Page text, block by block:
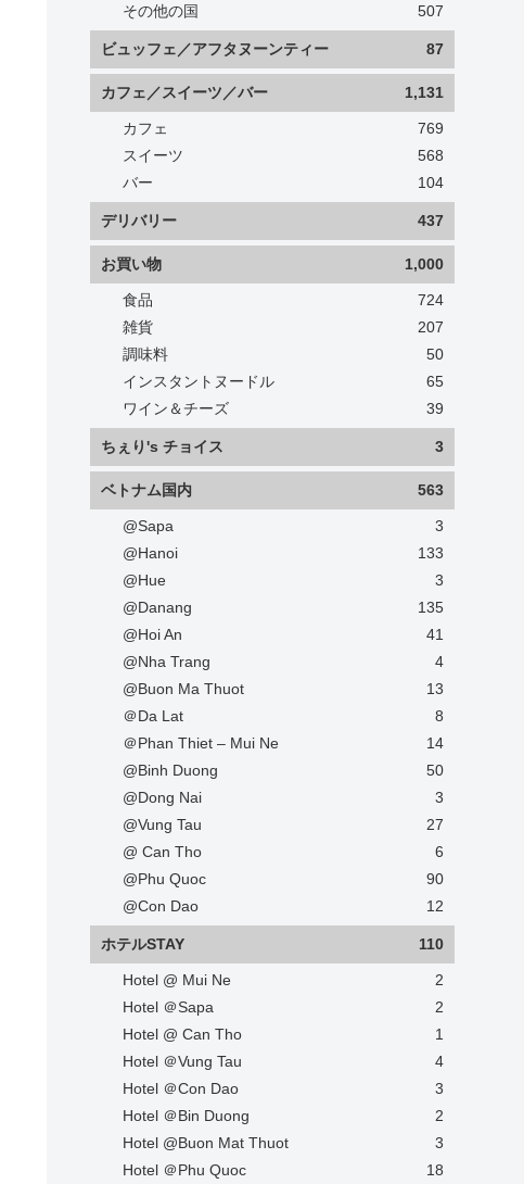
その他の国
507
ビュッフェ／アフタヌーンティー 87
カフェ／スイーツ／バー 1,131
カフェ
769
スイーツ
568
バー
104
デリバリー 437
お買い物 1,000
食品
724
雑貨
207
調味料
50
インスタントヌードル
65
ワイン＆チーズ
39
ちぇり's チョイス 3
ベトナム国内 563
@Sapa
3
@Hanoi
133
@Hue
3
@Danang
135
@Hoi An
41
@Nha Trang
4
@Buon Ma Thuot
13
＠Da Lat
8
＠Phan Thiet – Mui Ne
14
@Binh Duong
50
@Dong Nai
3
@Vung Tau
27
@ Can Tho
6
@Phu Quoc
90
@Con Dao
12
ホテルSTAY 110
Hotel @ Mui Ne
2
Hotel ＠Sapa
2
Hotel @ Can Tho
1
Hotel ＠Vung Tau
4
Hotel ＠Con Dao
3
Hotel ＠Bin Duong
2
Hotel @Buon Mat Thuot
3
Hotel ＠Phu Quoc
18